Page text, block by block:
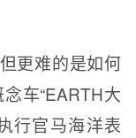
更难的是如何
车“EARTH大
行官马海洋表